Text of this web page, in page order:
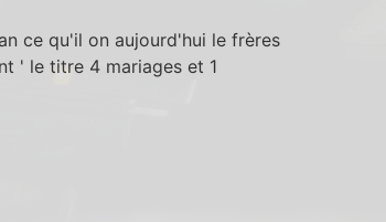
ce qu'il on aujourd'hui le frères
' le titre 4 mariages et 1